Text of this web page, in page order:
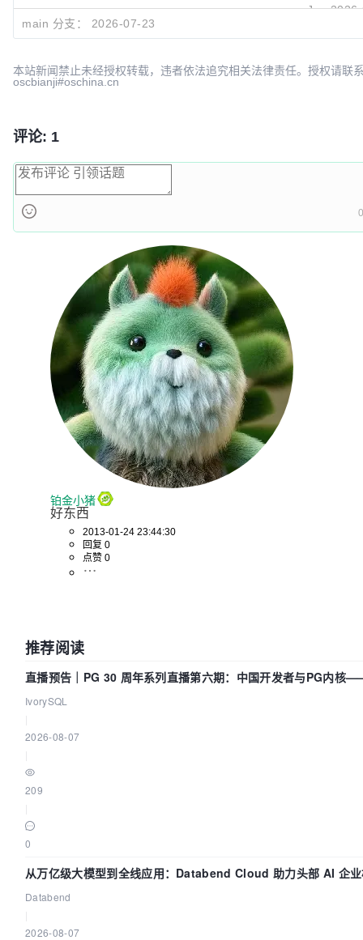
Joe
main 分支：
2026-07-23
本站新闻禁止未经授权转载，违者依法追究相关法律责任。授权请联
oscbianji#oschina.cn
评论: 1
铂金小猪
好东西
2013-01-24 23:44:30
回复 0
点赞 0
推荐阅读
直播预告｜PG 30 周年系列直播第六期：中国开发者与PG内核
动吗？我们贡献了什么？
IvorySQL
2026-08-07
209
0
从万亿级大模型到全线应用：Databend Cloud 助力头部 AI 企
Trace 数据管道
Databend
2026-08-07